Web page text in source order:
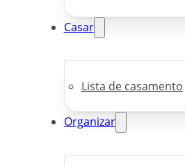
Casar
Lista de casamento
Organizar